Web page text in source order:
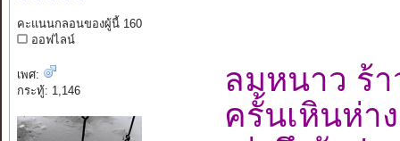
คะแนนกลอนของผู้นี้ 160
ออฟไลน์
เพศ:
กระทู้: 1,146
ลมหนาว ร้า
ครั้นเหินห่า